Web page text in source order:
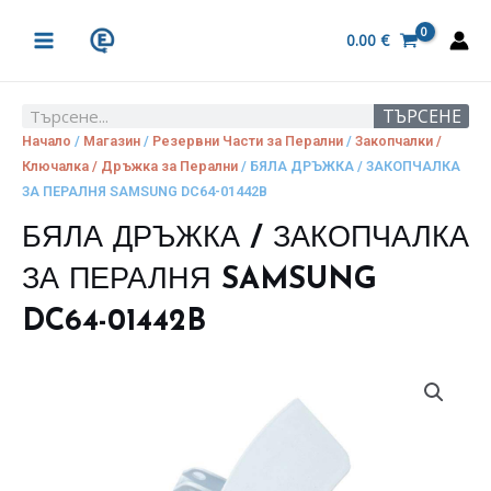
MENU
0.00 €
Search ТЪРСЕНЕ
Начало / Магазин / Резервни Части за Перални / Закопчалки /
Ключалка / Дръжка за Перални / БЯЛА ДРЪЖКА / ЗАКОПЧАЛКА
ЗА ПЕРАЛНЯ SAMSUNG DC64-01442B
БЯЛА ДРЪЖКА / ЗАКОПЧАЛКА
ЗА ПЕРАЛНЯ SAMSUNG
DC64-01442B